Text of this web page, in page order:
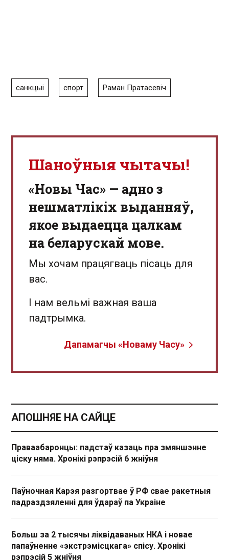
санкцыі спорт Раман Пратасевіч
Шаноўныя чытачы!
«Новы Час» — адно з
нешматлікіх выданняў,
якое выдаецца цалкам
на беларускай мове.
Мы хочам працягваць пісаць для
вас.
І нам вельмі важная ваша
падтрымка.
Дапамагчы «Новаму Часу»
АПОШНЯЕ НА САЙЦЕ
Праваабаронцы: падстаў казаць пра змяншэнне
ціску няма. Хронікі рэпрэсій 6 жніўня
Паўночная Карэя разгортвае ў РФ свае ракетныя
падраздзяленні для ўдараў па Украіне
Больш за 2 тысячы ліквідаваных НКА і новае
папаўненне «экстрэмісцкага» спісу. Хронікі
рэпрэсій 5 жніўня